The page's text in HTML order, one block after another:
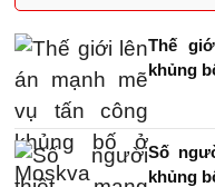
Thế
khủng
Số
khủng